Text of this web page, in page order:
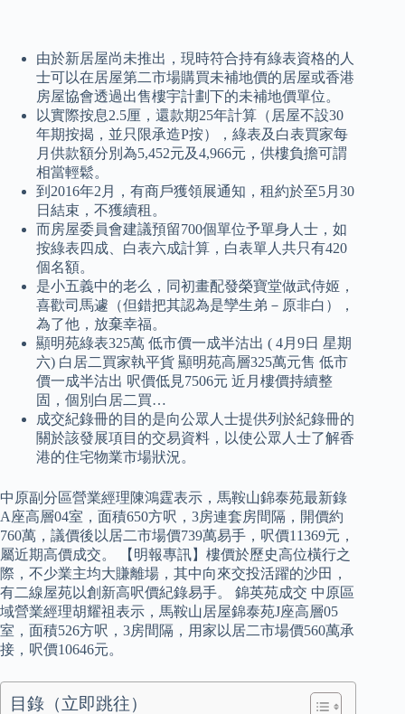
由於新居屋尚未推出，現時符合持有綠表資格的人
士可以在居屋第二市場購買未補地價的居屋或香港
房屋協會透過出售樓宇計劃下的未補地價單位。
以實際按息2.5厘，還款期25年計算（居屋不設30
年期按揭，並只限承造P按），綠表及白表買家每
月供款額分別為5,452元及4,966元，供樓負擔可謂
相當輕鬆。
到2016年2月，有商戶獲領展通知，租約於至5月30
日結束，不獲續租。
而房屋委員會建議預留700個單位予單身人士，如
按綠表四成、白表六成計算，白表單人共只有420
個名額。
是小五義中的老么，同初畫配發榮寶堂做武侍姬，
喜歡司馬遽（但錯把其認為是孿生弟－原非白），
為了他，放棄幸福。
顯明苑綠表325萬 低市價一成半沽出 ( 4月9日 星期
六) 白居二買家執平貨 顯明苑高層325萬元售 低市
價一成半沽出 呎價低見7506元 近月樓價持續整
固，個別白居二買…
成交紀錄冊的目的是向公眾人士提供列於紀錄冊的
關於該發展項目的交易資料，以使公眾人士了解香
港的住宅物業市場狀況。
中原副分區營業經理陳鴻霆表示，馬鞍山錦泰苑最新錄
A座高層04室，面積650方呎，3房連套房間隔，開價約
760萬，議價後以居二市場價739萬易手，呎價11369元，
屬近期高價成交。 【明報專訊】樓價於歷史高位橫行之
際，不少業主均大賺離場，其中向來交投活躍的沙田，
有二線屋苑以創新高呎價紀錄易手。 錦英苑成交 中原區
域營業經理胡耀祖表示，馬鞍山居屋錦泰苑J座高層05
室，面積526方呎，3房間隔，用家以居二市場價560萬承
接，呎價10646元。
目錄（立即跳往）